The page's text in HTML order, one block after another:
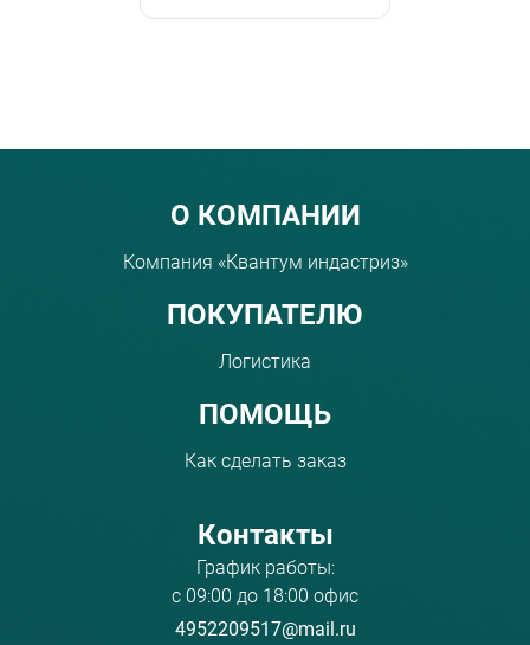
Menu footerО КОМПАНИИ
Компания «Квантум индастриз»
ПОКУПАТЕЛЮ
Логистика
ПОМОЩЬ
Как сделать заказ
Контакты
График работы:
с 09:00 до 18:00 офис
4952209517@mail.ru